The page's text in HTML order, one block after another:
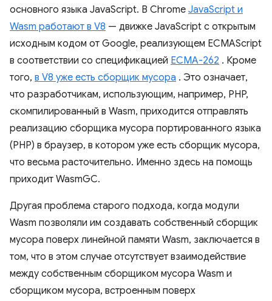
основного языка JavaScript. В Chrome JavaScript и
Wasm работают в V8 — движке JavaScript с открытым
исходным кодом от Google, реализующем ECMAScript
в соответствии со спецификацией ECMA-262 . Кроме
того, в V8 уже есть сборщик мусора . Это означает,
что разработчикам, использующим, например, PHP,
скомпилированный в Wasm, приходится отправлять
реализацию сборщика мусора портированного языка
(PHP) в браузер, в котором уже есть сборщик мусора,
что весьма расточительно. Именно здесь на помощь
приходит WasmGC.
Другая проблема старого подхода, когда модули
Wasm позволяли им создавать собственный сборщик
мусора поверх линейной памяти Wasm, заключается в
том, что в этом случае отсутствует взаимодействие
между собственным сборщиком мусора Wasm и
сборщиком мусора, встроенным поверх